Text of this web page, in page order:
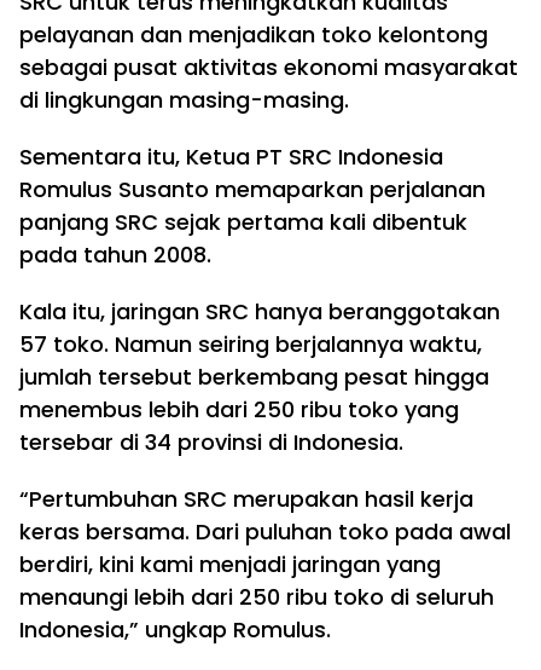
pelayanan dan menjadikan toko kelontong
sebagai pusat aktivitas ekonomi masyarakat
di lingkungan masing-masing.
Sementara itu, Ketua PT SRC Indonesia
Romulus Susanto memaparkan perjalanan
panjang SRC sejak pertama kali dibentuk
pada tahun 2008.
Kala itu, jaringan SRC hanya beranggotakan
57 toko. Namun seiring berjalannya waktu,
jumlah tersebut berkembang pesat hingga
menembus lebih dari 250 ribu toko yang
tersebar di 34 provinsi di Indonesia.
“Pertumbuhan SRC merupakan hasil kerja
keras bersama. Dari puluhan toko pada awal
berdiri, kini kami menjadi jaringan yang
menaungi lebih dari 250 ribu toko di seluruh
Indonesia,” ungkap Romulus.